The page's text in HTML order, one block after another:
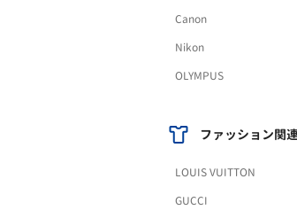
Canon
Nikon
OLYMPUS
ファッション関
LOUIS VUITTON
GUCCI